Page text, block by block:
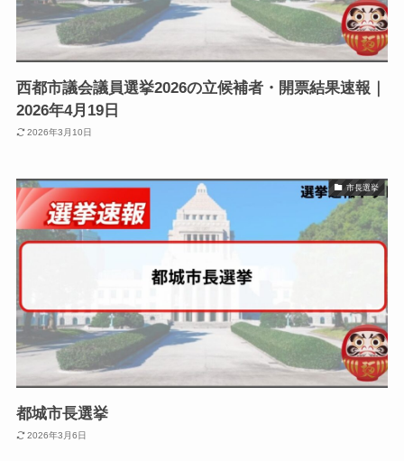
西都市議会議員選挙2026の立候補者・開票結果速報｜
2026年4月19日
2026年3月10日
市長選挙
都城市長選挙
2026年3月6日